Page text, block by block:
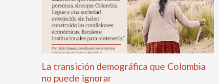
La transición demográfica que Colombia
no puede ignorar